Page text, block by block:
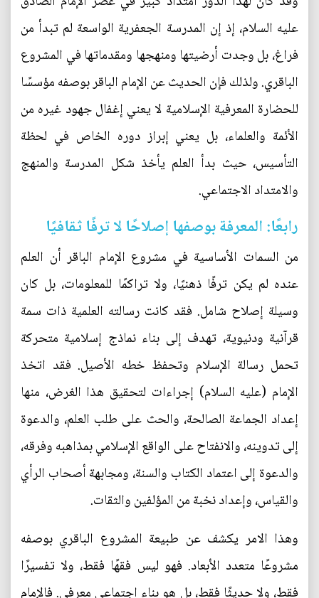
عليه السلام، إذ إن المدرسة الجعفرية الواسعة لم تبدأ من
فراغ، بل وجدت أرضيتها ومنهجها ومقدماتها في المشروع
الباقري. ولذلك فإن الحديث عن الإمام الباقر بوصفه مؤسسًا
للحضارة المعرفية الإسلامية لا يعني إغفال جهود غيره من
الأئمة والعلماء، بل يعني إبراز دوره الخاص في لحظة
التأسيس، حيث بدأ العلم يأخذ شكل المدرسة والمنهج
والامتداد الاجتماعي.
رابعًا: المعرفة بوصفها إصلاحًا لا ترفًا ثقافيًا
من السمات الأساسية في مشروع الإمام الباقر أن العلم
عنده لم يكن ترفًا ذهنيًا، ولا تراكمًا للمعلومات، بل كان
وسيلة إصلاح شامل. فقد كانت رسالته العلمية ذات سمة
قرآنية ودنيوية، تهدف إلى بناء نماذج إسلامية متحركة
تحمل رسالة الإسلام وتحفظ خطه الأصيل. فقد اتخذ
الإمام (عليه السلام) إجراءات لتحقيق هذا الغرض، منها
إعداد الجماعة الصالحة، والحث على طلب العلم، والدعوة
إلى تدوينه، والانفتاح على الواقع الإسلامي بمذاهبه وفرقه،
والدعوة إلى اعتماد الكتاب والسنة، ومجابهة أصحاب الرأي
والقياس، وإعداد نخبة من المؤلفين والثقات.
وهذا الامر يكشف عن طبيعة المشروع الباقري بوصفه
مشروعًا متعدد الأبعاد. فهو ليس فقهًا فقط، ولا تفسيرًا